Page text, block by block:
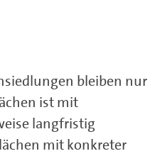
bleiben nur
ist mit
langfristig
mit konkreter